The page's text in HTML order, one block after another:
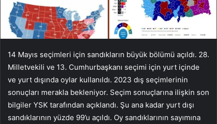
14 Mayıs seçimleri için sandıkların büyük bölümü açıldı. 28.
Milletvekili ve 13. Cumhurbaşkanı seçimi için yurt içinde
ve yurt dışında oylar kullanıldı. 2023 dış seçimlerinin
sonuçları merakla bekleniyor. Seçim sonuçlarına ilişkin son
bilgiler YSK tarafından açıklandı. Şu ana kadar yurt dışı
sandıklarının yüzde 99’u açıldı. Oy sandıklarının sayımına